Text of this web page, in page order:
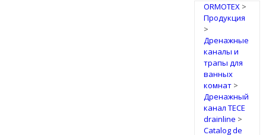
ORMOTEX>
Продукция
>
Дренажные
каналы и
трапы для
ванных
комнат>
Дренажный
канал TECE
drainline >
Catalog de